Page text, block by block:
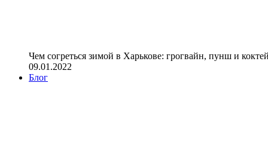
Чем согреться зимой в Харькове: грогвайн, пунш и
09.01.2022
Блог